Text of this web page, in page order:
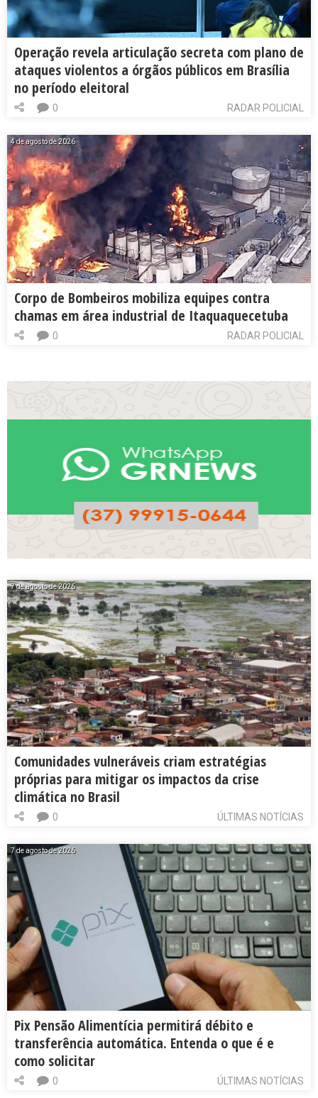
Operação revela articulação secreta com plano de
ataques violentos a órgãos públicos em Brasília
no período eleitoral
RADAR POLICIAL
0
4 de agosto de 2026
Corpo de Bombeiros mobiliza equipes contra
chamas em área industrial de Itaquaquecetuba
RADAR POLICIAL
0
7 de agosto de 2026
Comunidades vulneráveis criam estratégias
próprias para mitigar os impactos da crise
climática no Brasil
ÚLTIMAS NOTÍCIAS
0
7 de agosto de 2026
Pix Pensão Alimentícia permitirá débito e
transferência automática. Entenda o que é e
como solicitar
ÚLTIMAS NOTÍCIAS
0